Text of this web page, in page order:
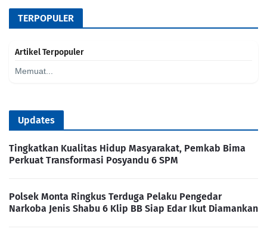
TERPOPULER
Artikel Terpopuler
Memuat...
Updates
Tingkatkan Kualitas Hidup Masyarakat, Pemkab Bima
Perkuat Transformasi Posyandu 6 SPM
Polsek Monta Ringkus Terduga Pelaku Pengedar
Narkoba Jenis Shabu 6 Klip BB Siap Edar Ikut Diamankan